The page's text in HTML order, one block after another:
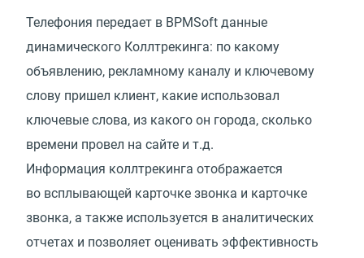
Телефония передает в BPMSoft данные
динамического Коллтрекинга: по какому
объявлению, рекламному каналу и ключевому
слову пришел клиент, какие использовал
ключевые слова, из какого он города, сколько
времени провел на сайте и т.д.
Информация коллтрекинга отображается
во всплывающей карточке звонка и карточке
звонка, а также используется в аналитических
отчетах и позволяет оценивать эффективность